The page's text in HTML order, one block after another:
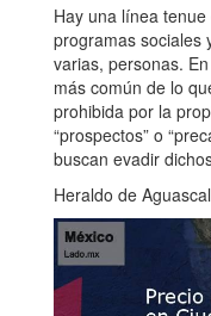
Hay una línea
programas sociales
varias, personas.
más común de lo
prohibida por la
“prospectos” o
buscan evadir
Heraldo de